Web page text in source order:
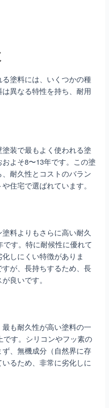
塗料には、いくつかの種
異なる特性を持ち、耐用
装で最もよく使われる塗
よそ8〜13年です。この塗
耐久性とコストのバラン
住宅で選ばれています。
料よりもさらに高い耐久
す。特に耐候性に優れて
しにくい特徴がありま
が、長持ちするため、長
良いです。
も耐久性が高い塗料の一
です。シリコンやフッ素の
、無機成分（自然界に存
るため、非常に劣化しに